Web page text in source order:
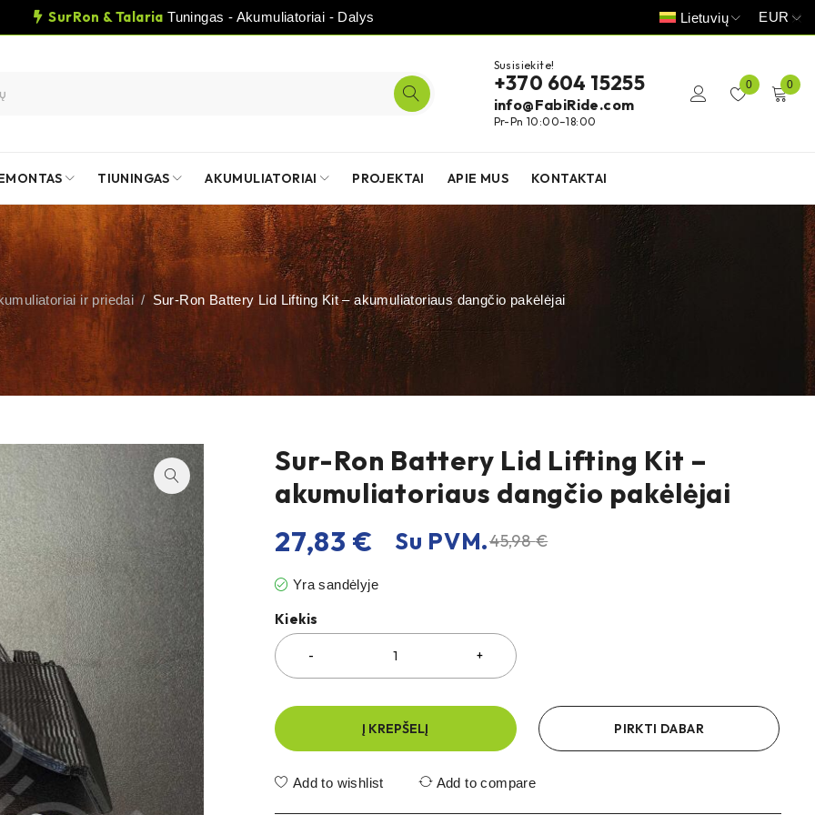
SurRon & Talaria Tuningas - Akumuliatoriai - Dalys Lietuvių EUR
Susisiekite!
+370 604 15255
info@FabiRide.com
Pr-Pn 10:00–18:00
0 0
TIUNINGAS AKUMULIATORIAI PROJEKTAI APIE MUS KONTAKTAI
ir priedai / Sur-Ron Battery Lid Lifting Kit – akumuliatoriaus dangčio pakėlėjai
Sur-Ron Battery Lid Lifting Kit –
akumuliatoriaus dangčio pakėlėjai
45,98€
27,83 € Su PVM.
Yra sandėlyje
Kiekis
Į KREPŠELĮ PIRKTI DABAR
Add to wishlist Add to compare